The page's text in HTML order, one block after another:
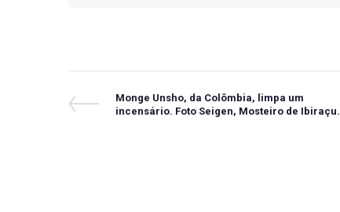
Navegação
Previous
Post
Monge Unsho, da Colômbia, limpa um
incensário. Foto Seigen, Mosteiro de Ibiraçu.